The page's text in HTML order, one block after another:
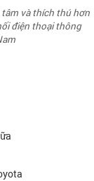
và thích thú hơn
điện thoại thông